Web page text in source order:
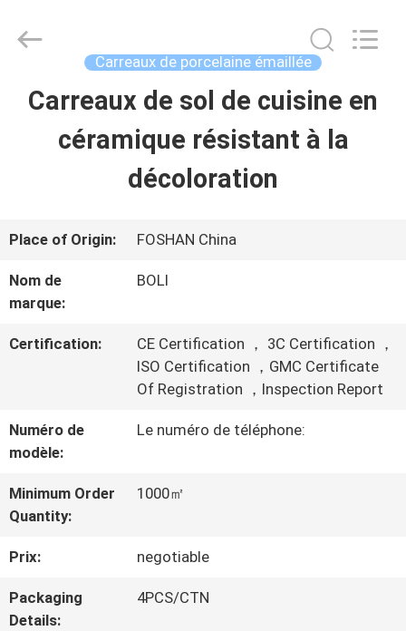
PRODUITS
VIDÉOS
DE
NOUS
VISITE
DE
FOSHAN
Carreaux de porcelaine émaillée
Carreaux de sol de cuisine en
céramique résistant à la
décoloration
Place of Origin: FOSHAN China
Nom de
marque:
BOLI
Certification:
CE Certification ， 3C Certification ，
ISO Certification ，GMC Certificate
Of Registration ，Inspection Report
Numéro de
modèle:
Le numéro de téléphone:
Minimum Order
Quantity:
1000㎡
Prix: negotiable
Packaging
Details:
4PCS/CTN